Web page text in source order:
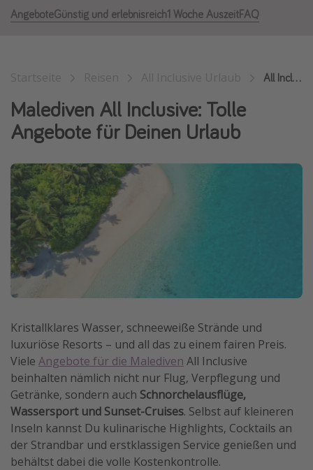
Disneyland Paris
Roadtrips
Wochenendtrip
Singlereisen
Strandurlaub
Gruppenreisen
Hotels in Hamburg
Hotels in Amsterdam
Hotels am Achensee
Weitere Themen
Reise Journal
Familienurlaub in der Türkei
Rundreisen in Thailand
Bahnreisen in der Schweiz
Reisepassfreie Reiseziele
Travel Know How
AngeboteGünstig und erlebnisreich1 Woche AuszeitFAQ
All Inclusive Malediven
Malediven All Inclusive: Tolle
Angebote für Deinen Urlaub
Kristallklares Wasser, schneeweiße Strände und
luxuriöse Resorts – und all das zu einem fairen Preis.
Viele Angebote für die Malediven All Inclusive
beinhalten nämlich nicht nur Flug, Verpflegung und
Getränke, sondern auch Schnorchelausflüge,
Wassersport und Sunset-Cruises. Selbst auf kleineren
Inseln kannst Du kulinarische Highlights, Cocktails an
der Strandbar und erstklassigen Service genießen und
behältst dabei die volle Kostenkontrolle.